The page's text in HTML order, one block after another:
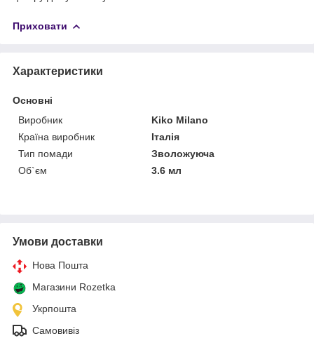
Приховати
Характеристики
Основні
Виробник
Kiko Milano
Країна виробник
Італія
Тип помади
Зволожуюча
Об`єм
3.6 мл
Умови доставки
Нова Пошта
Магазини Rozetka
Укрпошта
Самовивіз